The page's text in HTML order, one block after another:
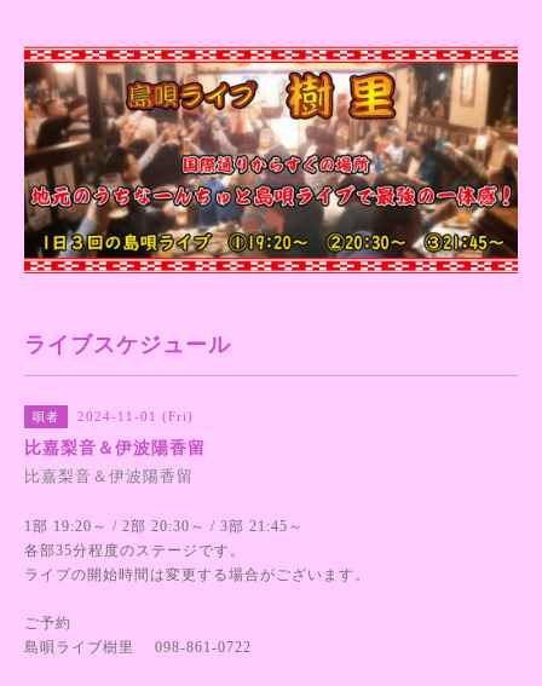
ライブスケジュール
唄者 2024-11-01 (Fri)
比嘉梨音＆伊波陽香留
比嘉梨音＆伊波陽香留
1部 19:20～ / 2部 20:30～ / 3部 21:45～
各部35分程度のステージです。
ライブの開始時間は変更する場合がございます。
ご予約
島唄ライブ樹里 098-861-0722